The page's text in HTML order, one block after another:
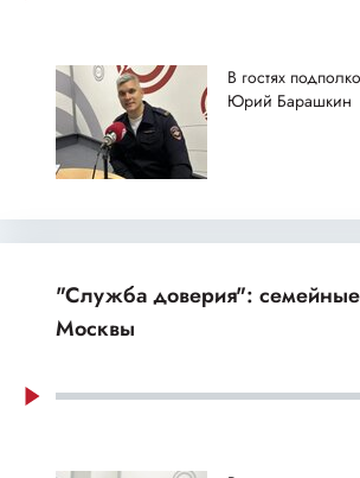
В гостях
Юрий Барашкин
"Служба доверия":
Москвы